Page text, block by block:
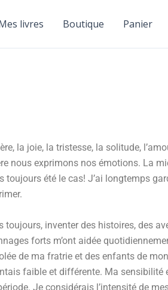
livres Boutique Panier
la joie, la tristesse, la solitude,
nous exprimons nos émotions. La
toujours été le cas! J’ai longtemps
toujours, inventer des histoires, des
forts m’ont aidée
de ma fratrie et des enfants de
faible et différente. Ma sensibilité
Je considérais l’intensité de